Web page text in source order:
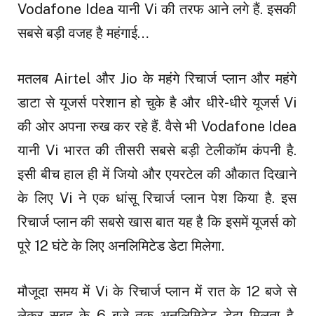
Vodafone Idea यानी Vi की तरफ आने लगे हैं. इसकी
सबसे बड़ी वजह है महंगाई…
मतलब Airtel और Jio के महंगे रिचार्ज प्लान और महंगे
डाटा से यूजर्स परेशान हो चुके है और धीरे-धीरे यूजर्स Vi
की ओर अपना रुख कर रहे हैं. वैसे भी Vodafone Idea
यानी Vi भारत की तीसरी सबसे बड़ी टेलीकॉम कंपनी है.
इसी बीच हाल ही में जियो और एयरटेल की औकात दिखाने
के लिए Vi ने एक धांसू रिचार्ज प्लान पेश किया है. इस
रिचार्ज प्लान की सबसे खास बात यह है कि इसमें यूजर्स को
पूरे 12 घंटे के लिए अनलिमिटेड डेटा मिलेगा.
मौजूदा समय में Vi के रिचार्ज प्लान में रात के 12 बजे से